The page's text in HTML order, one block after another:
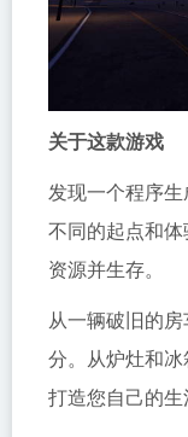
关于这款游戏
发现一个程序
不同的起点和
资源并生存。
从一辆破旧的
分。从炉灶和冰
打造您自己的生